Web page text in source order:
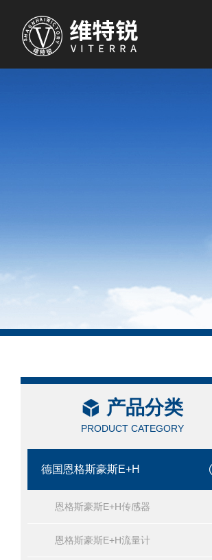
产品分类
PRODUCT CATEGORY
德国恩格斯豪斯E+H
恩格斯豪斯E+H传感器
恩格斯豪斯E+H流量计